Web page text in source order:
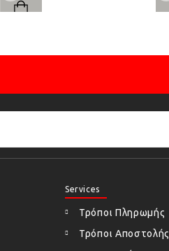
Services
Τρόποι Πληρωμής
Τρόποι Αποστολής